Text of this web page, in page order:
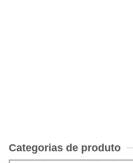
Categorias de produto